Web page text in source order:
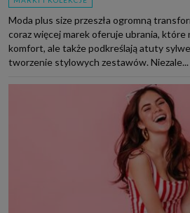
Moda plus size przeszła ogromną
coraz więcej marek oferuje ubrania, które
komfort, ale także podkreślają atuty
tworzenie stylowych zestawów. Niezale...